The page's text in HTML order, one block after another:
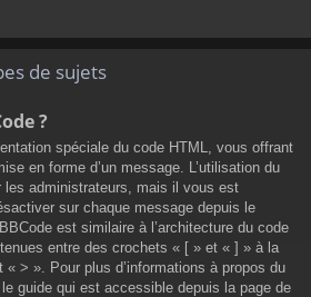
de sujets
?
spéciale du code HTML, vous offrant
en forme d’un message. L’utilisation du
les administrateurs, mais il vous est
sur chaque message depuis le
est similaire à l’architecture du code
entre des crochets « [ » et « ] » à la
> ». Pour plus d’informations à propos du
guide qui est accessible depuis la page de